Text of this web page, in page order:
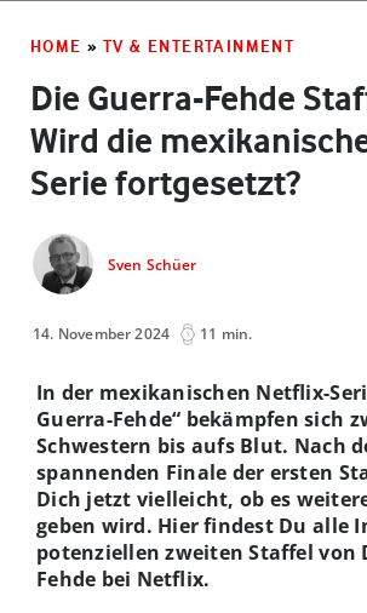
HOME » TV & ENTERTAINMENT
Die Guerra-Fehde
Wird die
Serie fortgesetzt?
Sven Schüer
14. November 2024 11 min.
In der mexikanischen Netflix-
Guerra-Fehde“ bekämpfen sich
Schwestern bis aufs Blut. Nach
spannenden Finale der ersten
Dich jetzt vielleicht, ob es
geben wird. Hier findest Du alle
potenziellen zweiten Staffel von
Fehde bei Netflix.